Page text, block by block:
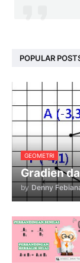
POPULAR
GEOMETRI
Gradien
by Denny